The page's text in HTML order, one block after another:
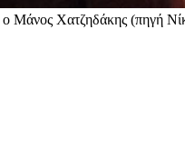
Μάνος Χατζηδάκης (πηγή